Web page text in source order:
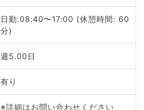
日勤:08:40〜17:00 (休憩時間: 60
分)
週5.00日
有り
※詳細はお問い合わせください